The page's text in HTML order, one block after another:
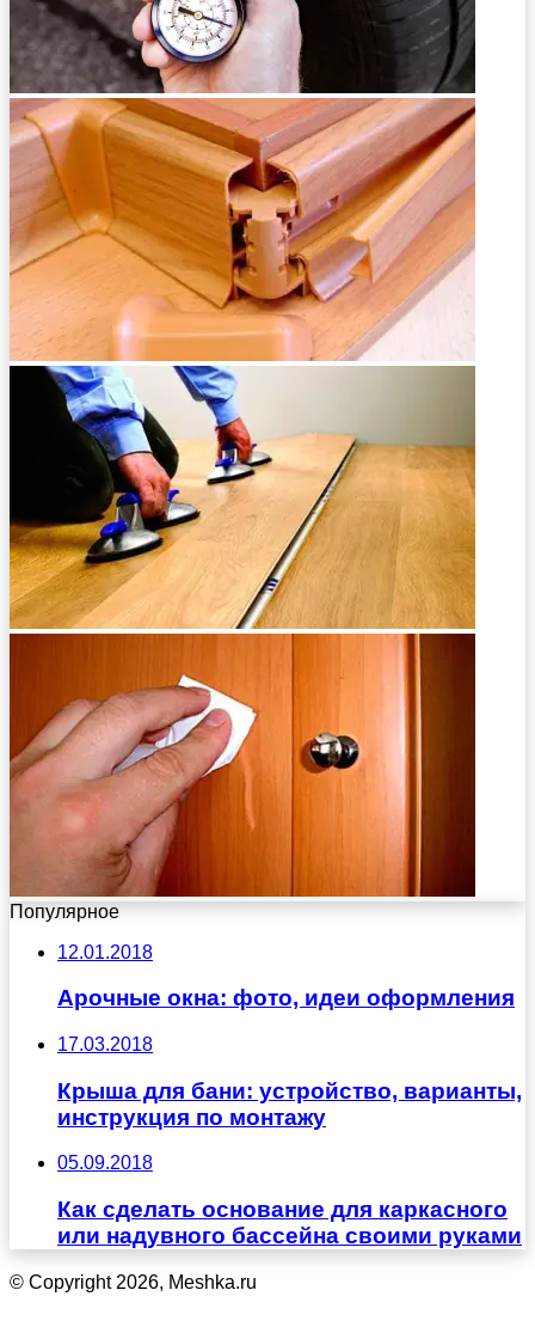
Популярное
12.01.2018
Арочные окна: фото, идеи оформления
17.03.2018
Крыша для бани: устройство, варианты,
инструкция по монтажу
05.09.2018
Как сделать основание для каркасного
или надувного бассейна своими руками
© Copyright 2026, Meshka.ru